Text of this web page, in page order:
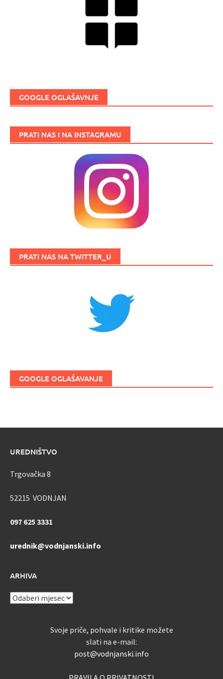
GOOGLE OGLAŠAVNJE
PRATI NAS I NA INSTAGRAMU
PRATI NAS NA TWITTER_U
GOOGLE OGLAŠAVANJE
UREDNIŠTVO
Trgovačka 8
52215 VODNJAN
097 625 3331
urednik@vodnjanski.info
ARHIVA
ARHIVA
Svoje priče, pohvale i kritike možete
slati na e-mail:
post@vodnjanski.info